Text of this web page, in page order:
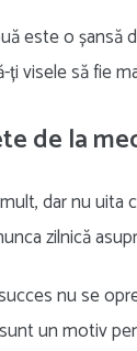
este o șansă
ți visele să fie
de la
dar nu
zilnică
nu se
un motiv